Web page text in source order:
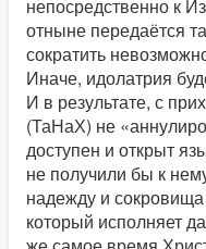
непосредственно к
отныне передаётся
сократить
Иначе, идолатрия
И в результате, с
(ТаНаХ) не
доступен и открыт
не получили бы к
надежду и сокровища
который исполняет